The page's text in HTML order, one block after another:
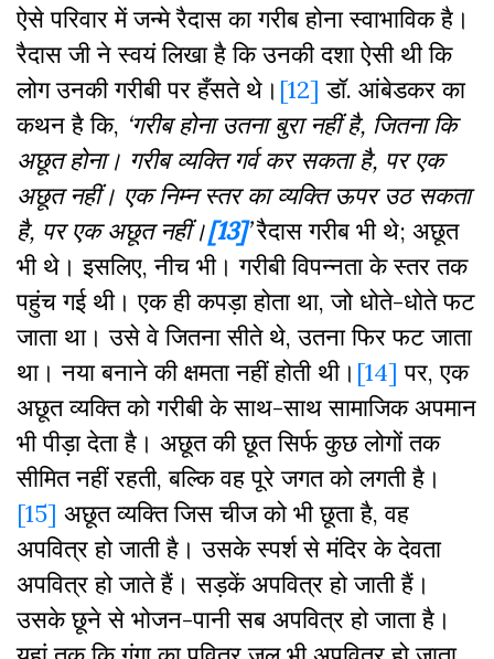
ऐसे परिवार में जन्मे रैदास का गरीब होना स्वाभाविक है।
रैदास जी ने स्वयं लिखा है कि उनकी दशा ऐसी थी कि
लोग उनकी गरीबी पर हँसते थे। [12] डॉ. आंबेडकर का
कथन है कि, ‘गरीब होना उतना बुरा नहीं है, जितना कि
अछूत होना। गरीब व्यक्ति गर्व कर सकता है, पर एक
अछूत नहीं। एक निम्न स्तर का व्यक्ति ऊपर उठ सकता
है, पर एक अछूत नहीं।[13]’रैदास गरीब भी थे; अछूत
भी थे। इसलिए, नीच भी। गरीबी विपन्नता के स्तर तक
पहुंच गई थी। एक ही कपड़ा होता था, जो धोते-धोते फट
जाता था। उसे वे जितना सीते थे, उतना फिर फट जाता
था। नया बनाने की क्षमता नहीं होती थी। [14] पर, एक
अछूत व्यक्ति को गरीबी के साथ-साथ सामाजिक अपमान
भी पीड़ा देता है। अछूत की छूत सिर्फ कुछ लोगों तक
सीमित नहीं रहती, बल्कि वह पूरे जगत को लगती है।
[15] अछूत व्यक्ति जिस चीज को भी छूता है, वह
अपवित्र हो जाती है। उसके स्पर्श से मंदिर के देवता
अपवित्र हो जाते हैं। सड़कें अपवित्र हो जाती हैं।
उसके छूने से भोजन-पानी सब अपवित्र हो जाता है।